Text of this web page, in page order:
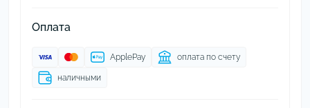
Оплата
ApplePay оплата по счету
наличными